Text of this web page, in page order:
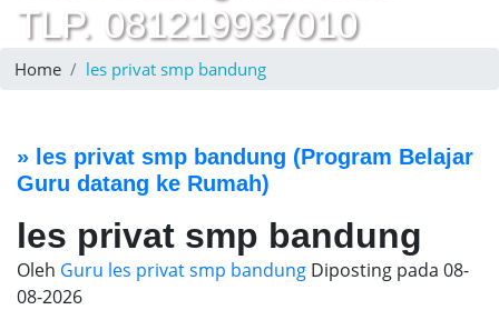
TLP. 081219937010
Home les privat smp bandung
» les privat smp bandung (Program Belajar
Guru datang ke Rumah)
les privat smp bandung
Oleh Guru les privat smp bandung Diposting pada 08-
08-2026